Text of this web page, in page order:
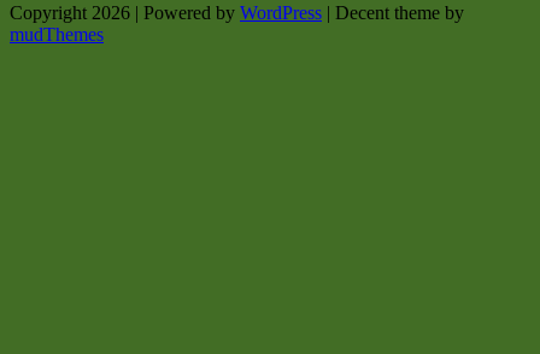
Copyright 2026 | Powered by WordPress | Decent theme by
mudThemes